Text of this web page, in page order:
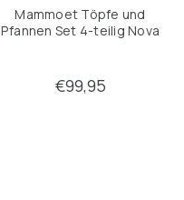
Mammoet Töpfe und
Pfannen Set 4-teilig Nova
€99,95